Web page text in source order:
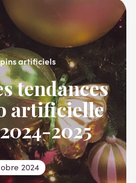
artificiels
tendances
artificielle
2025
2024